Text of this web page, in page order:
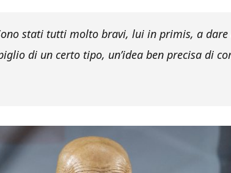
Sono stati tutti molto bravi, lui in primis, a
di un certo tipo, un’idea ben precisa di